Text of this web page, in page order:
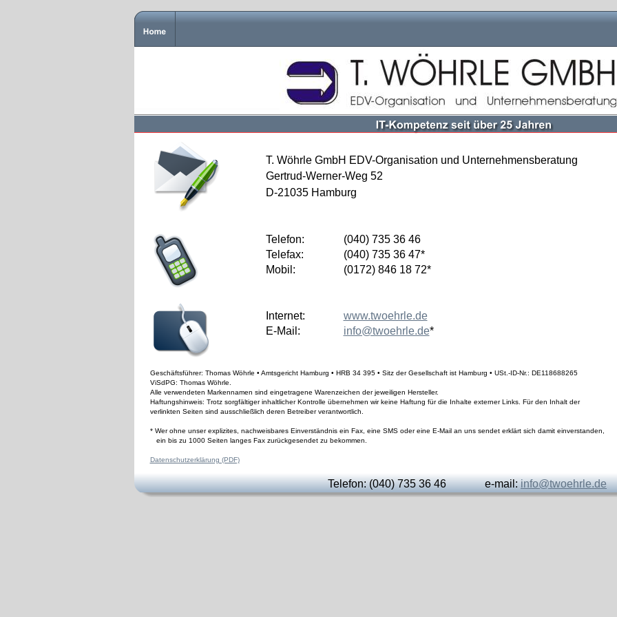
T. Wöhrle GmbH EDV-Organisation und Unternehmensberatung
Gertrud-Werner-Weg 52
D-21035 Hamburg
Telefon:
(040) 735 36 46
Telefax:
(040) 735 36 47*
Mobil:
(0172) 846 18 72*
Internet:
www.twoehrle.de
E-Mail:
info@twoehrle.de*
Geschäftsführer: Thomas Wöhrle • Amtsgericht Hamburg • HRB 34 395 • Sitz der Gesellschaft ist Hamburg • USt.-ID-Nr.: DE118688265
ViSdPG: Thomas Wöhrle.
Alle verwendeten Markennamen sind eingetragene Warenzeichen der jeweiligen Hersteller.
Haftungshinweis: Trotz sorgfältiger inhaltlicher Kontrolle übernehmen wir keine Haftung für die Inhalte externer Links. Für den Inhalt der
verlinkten Seiten sind ausschließlich deren Betreiber verantwortlich.
* Wer ohne unser explizites, nachweisbares Einverständnis ein Fax, eine SMS oder eine E-Mail an uns sendet erklärt sich damit einverstanden,
ein bis zu 1000 Seiten langes Fax zurückgesendet zu bekommen.
Datenschutzerklärung (PDF)
Telefon: (040) 735 36 46              e-mail: info@twoehrle.de